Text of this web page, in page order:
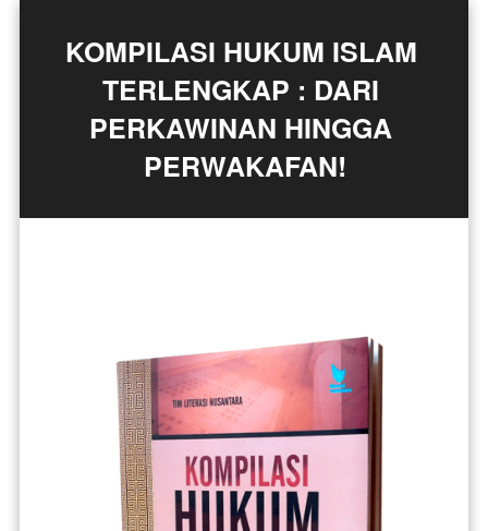
KOMPILASI HUKUM ISLAM
TERLENGKAP : DARI
PERKAWINAN HINGGA
PERWAKAFAN!